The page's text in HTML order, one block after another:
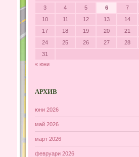
3
4 5 6 7
10
11 12 13 14
17
18 19 20 21
24
25 26 27 28
31
« юни
АРХИВ
юни 2026
май 2026
март 2026
февруари 2026